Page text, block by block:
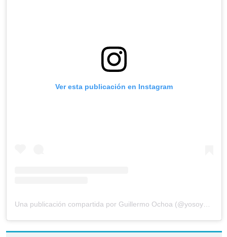
Ver esta publicación en Instagram
Una publicación compartida por Guillermo Ochoa (@yosoy8a)